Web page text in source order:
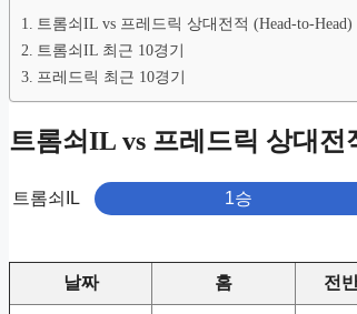
트롬쇠IL vs 프레드릭 상대전적 (Head-to-Head)
트롬쇠IL 최근 10경기
프레드릭 최근 10경기
트롬쇠IL vs 프레드릭 상대전
트롬쇠IL 1승
날짜 홈 전